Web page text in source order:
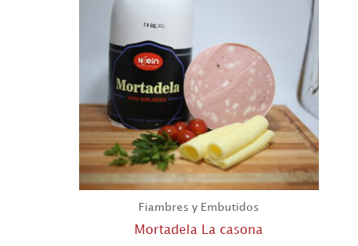
Fiambres y Embutidos
Mortadela La casona